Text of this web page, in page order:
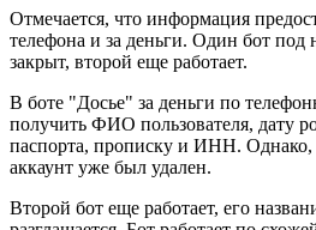
Отмечается, что информация
телефона и за деньги. Один бот
закрыт, второй еще работает.
В боте "Досье" за деньги по
получить ФИО пользователя, дату
паспорта, прописку и ИНН.
аккаунт уже был удален.
Второй бот еще работает, его